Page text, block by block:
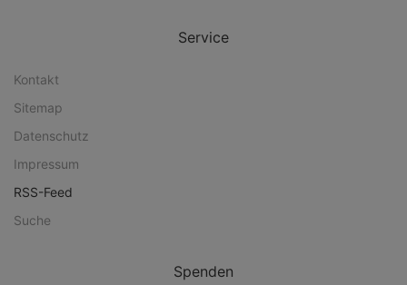
Service
Kontakt
Sitemap
Datenschutz
Impressum
RSS-Feed
Suche
Spenden